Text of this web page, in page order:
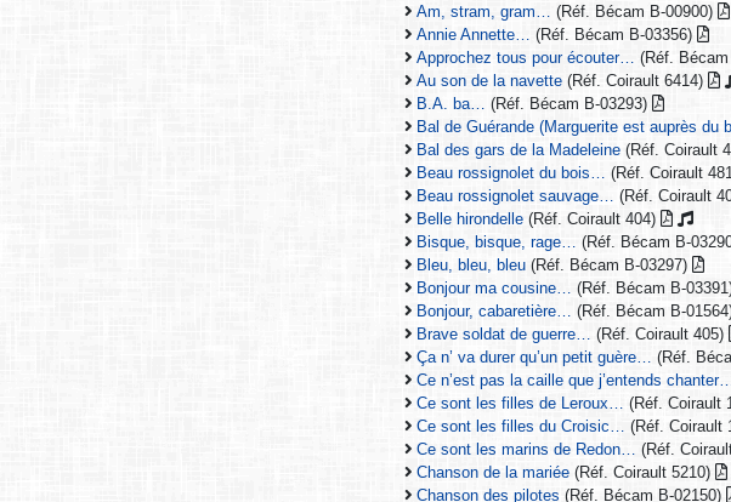
Am, stram, gram…
(Réf. Bécam B-00900)
Annie Annette…
(Réf. Bécam B-03356)
Approchez tous pour écouter…
(Réf.
Au son de la navette (Réf. Coirault 6414)
B.A. ba…
(Réf. Bécam B-03293)
Bal de Guérande (Marguerite est auprès du
Bal des gars de la Madeleine (Réf. Coirault
Beau rossignolet du bois…
(Réf. Coirault
Beau rossignolet sauvage…
(Réf. Coirault
Belle hirondelle (Réf. Coirault 404)
Bisque, bisque, rage…
(Réf. Bécam B-
Bleu, bleu, bleu (Réf. Bécam B-03297)
Bonjour ma cousine…
(Réf. Bécam B-
Bonjour, cabaretière…
(Réf. Bécam B-
Brave soldat de guerre…
(Réf. Coirault 405)
Ça n’ va durer qu’un petit guère…
(Réf.
Ce n’est pas la caille que j’entends chanter…
Ce sont les filles de Leroux…
(Réf. Coirault
Ce sont les filles du Croisic…
(Réf. Coirault
Ce sont les marins de Redon…
(Réf.
Chanson de la mariée (Réf. Coirault 5210)
Chanson des pilotes (Réf. Bécam B-02150)